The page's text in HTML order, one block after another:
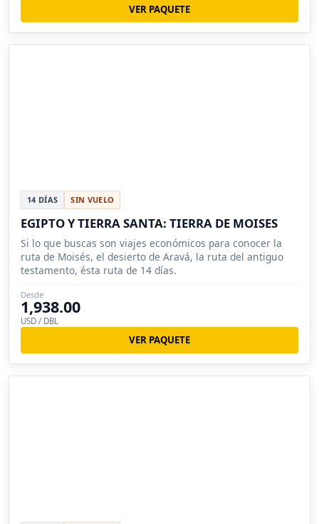
VER PAQUETE
14 DÍAS SIN VUELO
EGIPTO Y TIERRA SANTA: TIERRA DE MOISES
Si lo que buscas son viajes económicos para conocer la
ruta de Moisés, el desierto de Aravá, la ruta del antiguo
testamento, ésta ruta de 14 días.
Desde
1,938.00
USD / DBL
VER PAQUETE